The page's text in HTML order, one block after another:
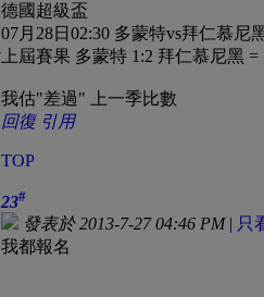
德國超級盃
07月28日02:30 多蒙特vs拜仁慕尼
上屆賽果 多蒙特 1:2 拜仁慕尼黑 =
我估"差過" 上一季比數
回復 引用
TOP
23#
發表於 2013-7-27 04:46 PM| 只
我都報名